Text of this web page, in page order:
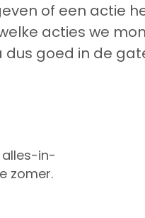
of een actie
acties we
goed in de
alles-in-
zomer.